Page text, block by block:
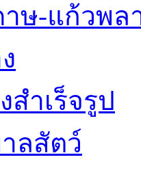
าษ-แก้วพล
สำเร็จรูป
ลสัตว์